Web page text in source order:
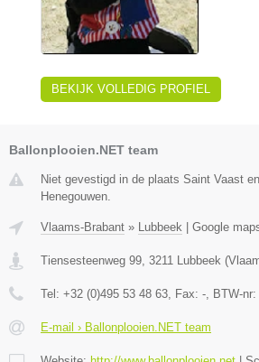
BEKIJK VOLLEDIG PROFIEL
Ballonplooien.NET team
Niet gevestigd in de plaats Saint Vaast
Henegouwen.
Vlaams-Brabant » Lubbeek Google
Tiensesteenweg 99, 3211 Lubbeek (
Tel: +32 (0)495 53 48 63, Fax: -, BTW-nr:
E-mail › Ballonplooien.NET team